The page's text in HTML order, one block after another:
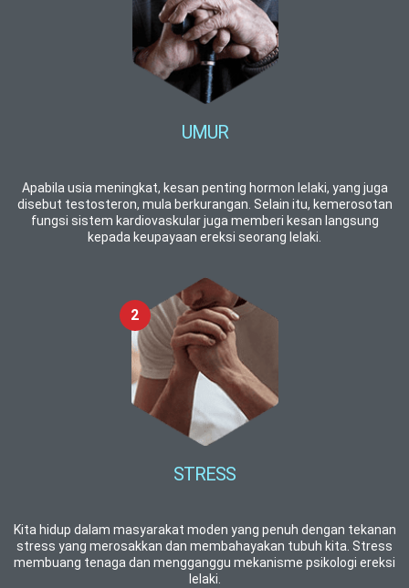
UMUR
Apabila usia meningkat, kesan penting hormon lelaki, yang juga
disebut testosteron, mula berkurangan. Selain itu, kemerosotan
fungsi sistem kardiovaskular juga memberi kesan langsung
kepada keupayaan ereksi seorang lelaki.
STRESS
Kita hidup dalam masyarakat moden yang penuh dengan tekanan
stress yang merosakkan dan membahayakan tubuh kita. Stress
membuang tenaga dan mengganggu mekanisme psikologi ereksi
lelaki.